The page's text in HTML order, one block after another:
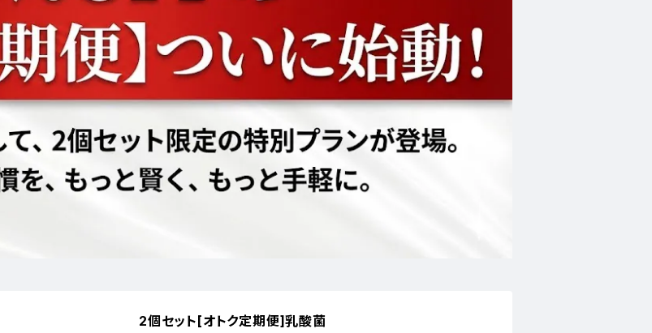
2個セット[オトク定期便]乳酸菌